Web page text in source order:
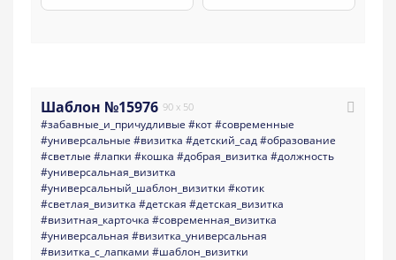
Шаблон №15976 90 x 50
#забавные_и_причудливые #кот#современные
#универсальные #визитка #детский_сад#образование
#светлые #лапки #кошка #добрая_визитка #должность
#универсальная_визитка
#универсальный_шаблон_визитки #котик
#светлая_визитка #детская #детская_визитка
#визитная_карточка #современная_визитка
#универсальная #визитка_универсальная
#визитка_с_лапками #шаблон_визитки